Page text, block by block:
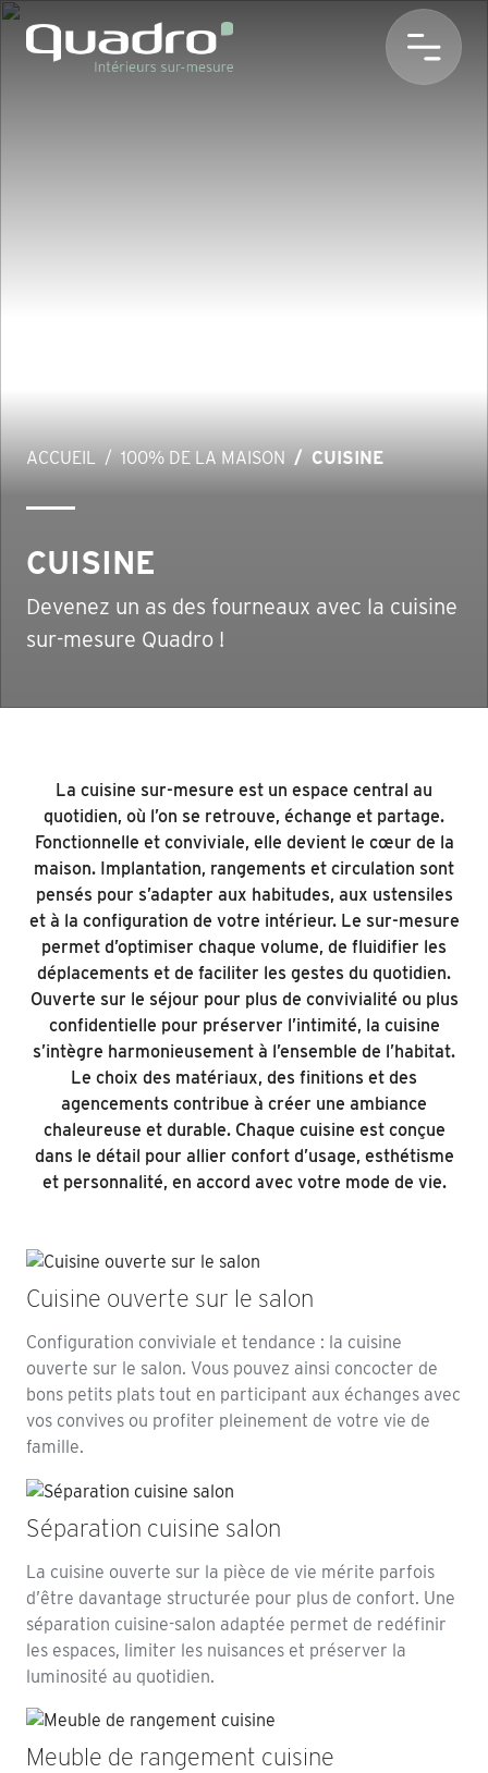
ACCUEIL 100% DE LA MAISON CUISINE
CUISINE
Devenez un as des fourneaux avec la cuisine
sur-mesure Quadro !
La cuisine sur-mesure est un espace central au
quotidien, où l’on se retrouve, échange et partage.
Fonctionnelle et conviviale, elle devient le cœur de la
maison. Implantation, rangements et circulation sont
pensés pour s’adapter aux habitudes, aux ustensiles
et à la configuration de votre intérieur. Le sur-mesure
permet d’optimiser chaque volume, de fluidifier les
déplacements et de faciliter les gestes du quotidien.
Ouverte sur le séjour pour plus de convivialité ou plus
confidentielle pour préserver l’intimité, la cuisine
s’intègre harmonieusement à l’ensemble de l’habitat.
Le choix des matériaux, des finitions et des
agencements contribue à créer une ambiance
chaleureuse et durable. Chaque cuisine est conçue
dans le détail pour allier confort d’usage, esthétisme
et personnalité, en accord avec votre mode de vie.
Cuisine ouverte sur le salon
Configuration conviviale et tendance : la cuisine
ouverte sur le salon. Vous pouvez ainsi concocter de
bons petits plats tout en participant aux échanges avec
vos convives ou profiter pleinement de votre vie de
famille.
Séparation cuisine salon
La cuisine ouverte sur la pièce de vie mérite parfois
d’être davantage structurée pour plus de confort. Une
séparation cuisine-salon adaptée permet de redéfinir
les espaces, limiter les nuisances et préserver la
luminosité au quotidien.
Meuble de rangement cuisine